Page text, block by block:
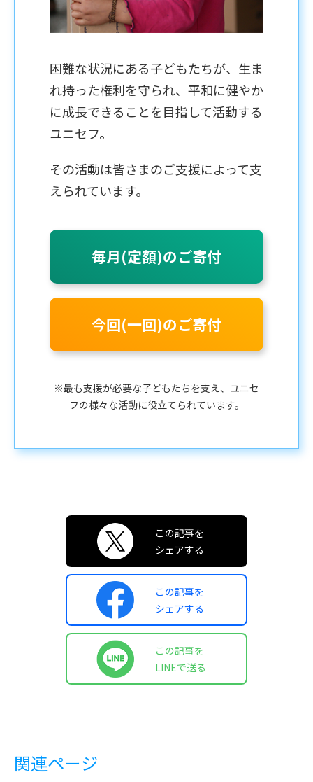
困難な状況にある子どもたちが、生ま
れ持った権利を守られ、平和に健やか
に成長できることを目指して活動する
ユニセフ。
その活動は皆さまのご支援によって支
えられています。
毎月(定額)のご寄付
今回(一回)のご寄付
※最も支援が必要な子どもたちを支え、ユニセ
フの様々な活動に役立てられています。
この記事を
シェアする
この記事を
シェアする
この記事を
LINEで送る
関連ページ